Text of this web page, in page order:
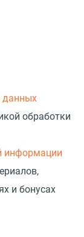
данных
обработки
информации
и бонусах